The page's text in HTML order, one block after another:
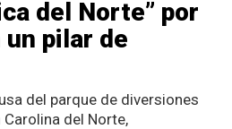
del Norte” por
pilar de
del parque de diversiones
del Norte,